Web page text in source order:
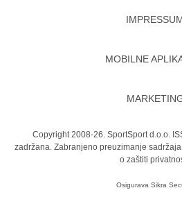
MOBILNE
Copyright 2008-26. SportSport d.o.o.
zadržana. Zabranjeno preuzimanje
o zaštiti
Osigurava Sikra